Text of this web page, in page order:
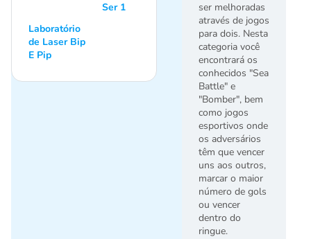
ser melhoradas
através de jogos
para dois. Nesta
categoria você
encontrará os
conhecidos "Sea
Battle" e
"Bomber", bem
como jogos
esportivos onde
os adversários
têm que vencer
uns aos outros,
marcar o maior
número de gols
ou vencer
dentro do
ringue.
Ser 1
Laboratório
de Laser Bip
E Pip